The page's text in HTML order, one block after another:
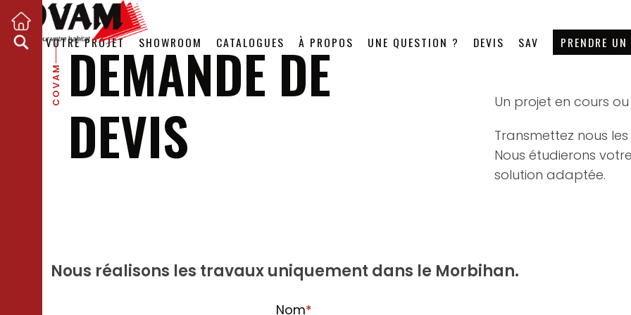
VOTRE PROJET SHOWROOM CATALOGUES À PROPOS UNE QUESTION ? DEVIS SAV PRENDRE
COVAM DEMANDE DE
DEVIS
Un projet en cours
Transmettez nous
Nous étudierons
solution adaptée.
Nous réalisons les travaux uniquement dans le Morbihan.
Nom*